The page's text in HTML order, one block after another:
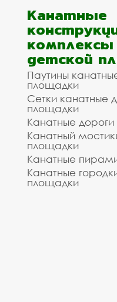
Канатные
детской
Паутины
площадки
Сетки канатные
площадки
Канатные дороги
Канатный
площадки
Канатные
Канатные
площадки